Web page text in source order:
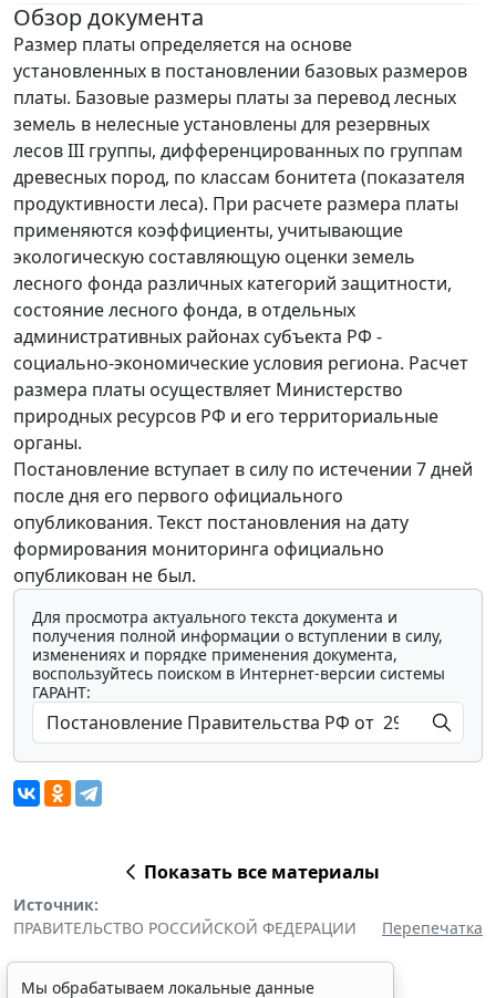
Обзор документа
Размер платы определяется на основе
установленных в постановлении базовых размеров
платы. Базовые размеры платы за перевод лесных
земель в нелесные установлены для резервных
лесов III группы, дифференцированных по группам
древесных пород, по классам бонитета (показателя
продуктивности леса). При расчете размера платы
применяются коэффициенты, учитывающие
экологическую составляющую оценки земель
лесного фонда различных категорий защитности,
состояние лесного фонда, в отдельных
административных районах субъекта РФ -
социально-экономические условия региона. Расчет
размера платы осуществляет Министерство
природных ресурсов РФ и его территориальные
органы.
Постановление вступает в силу по истечении 7 дней
после дня его первого официального
опубликования. Текст постановления на дату
формирования мониторинга официально
опубликован не был.
Для просмотра актуального текста документа и
получения полной информации о вступлении в силу,
изменениях и порядке применения документа,
воспользуйтесь поиском в Интернет-версии системы
ГАРАНТ:
Показать все материалы
Источник:
ПРАВИТЕЛЬСТВО РОССИЙСКОЙ ФЕДЕРАЦИИ
Перепечатка
Мы обрабатываем локальные данные